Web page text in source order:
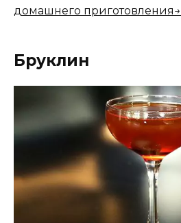
домашнего приготовления→
Бруклин